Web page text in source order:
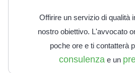
Offirire un servizio di qualità
nostro obiettivo. L'avvocato
poche ore e ti contatterà
consulenza e un